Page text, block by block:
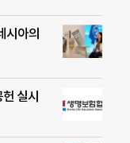
시아의
실시